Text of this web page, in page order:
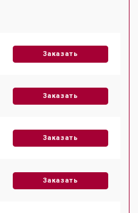
Заказать
Заказать
Заказать
Заказать